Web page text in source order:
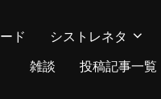
ド
シストレネタ
雑談
投稿記事一覧